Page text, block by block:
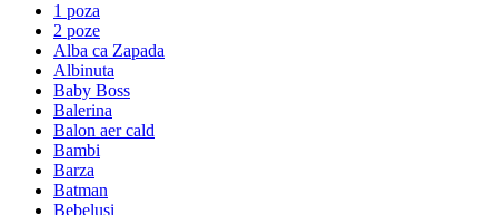
1 poza
2 poze
Alba ca Zapada
Albinuta
Baby Boss
Balerina
Balon aer cald
Bambi
Barza
Batman
Bebelusi